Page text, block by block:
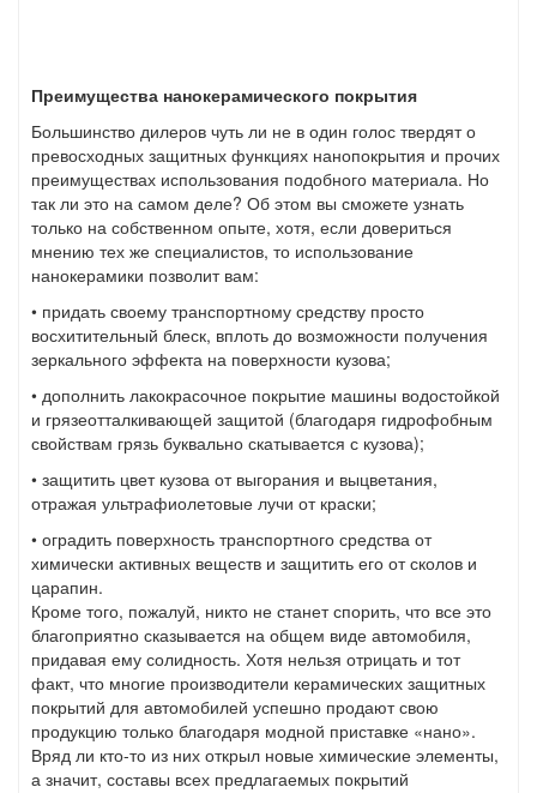
Преимущества нанокерамического покрытия
Большинство дилеров чуть ли не в один голос твердят о
превосходных защитных функциях нанопокрытия и прочих
преимуществах использования подобного материала. Но
так ли это на самом деле? Об этом вы сможете узнать
только на собственном опыте, хотя, если довериться
мнению тех же специалистов, то использование
нанокерамики позволит вам:
• придать своему транспортному средству просто
восхитительный блеск, вплоть до возможности получения
зеркального эффекта на поверхности кузова;
• дополнить лакокрасочное покрытие машины водостойкой
и грязеотталкивающей защитой (благодаря гидрофобным
свойствам грязь буквально скатывается с кузова);
• защитить цвет кузова от выгорания и выцветания,
отражая ультрафиолетовые лучи от краски;
• оградить поверхность транспортного средства от
химически активных веществ и защитить его от сколов и
царапин.
Кроме того, пожалуй, никто не станет спорить, что все это
благоприятно сказывается на общем виде автомобиля,
придавая ему солидность. Хотя нельзя отрицать и тот
факт, что многие производители керамических защитных
покрытий для автомобилей успешно продают свою
продукцию только благодаря модной приставке «нано».
Вряд ли кто-то из них открыл новые химические элементы,
а значит, составы всех предлагаемых покрытий